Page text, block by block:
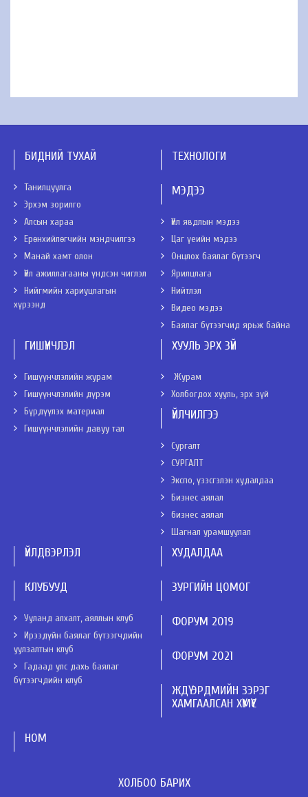
БИДНИЙ ТУХАЙ
Танилцуулга
Эрхэм зорилго
Алсын хараа
Ерөнхийлөгчийн мэндчилгээ
Манай хамт олон
Үйл ажиллагааны үндсэн чиглэл
Нийгмийн хариуцлагын
хүрээнд
ТЕХНОЛОГИ
МЭДЭЭ
Үйл явдлын мэдээ
Цаг үеийн мэдээ
Онцлох баялаг бүтээгч
Ярилцлага
Нийтлэл
Видео мэдээ
Баялаг бүтээгчид ярьж байна
ГИШҮҮНЧЛЭЛ
Гишүүнчлэлийн журам
Гишүүнчлэлийн дүрэм
Бүрдүүлэх материал
Гишүүнчлэлийн давуу тал
ХУУЛЬ ЭРХ ЗҮЙ
Журам
Холбогдох хууль, эрх зүй
ҮЙЛЧИЛГЭЭ
Сургалт
СУРГАЛТ
Экспо, үзэсгэлэн худалдаа
Бизнес аялал
бизнес аялал
Шагнал урамшуулал
ҮЙЛДВЭРЛЭЛ ХУДАЛДАА
КЛУБУУД
Ууланд алхалт, аяллын клуб
Ирээдүйн баялаг бүтээгчдийн
уулзалтын клуб
Гадаад улс дахь баялаг
бүтээгчдийн клуб
ЗУРГИЙН ЦОМОГ
ФОРУМ 2019
ФОРУМ 2021
ЖДҮ ЭРДМИЙН ЗЭРЭГ
ХАМГААЛСАН ХҮМҮҮС
НОМ
ХОЛБОО БАРИХ